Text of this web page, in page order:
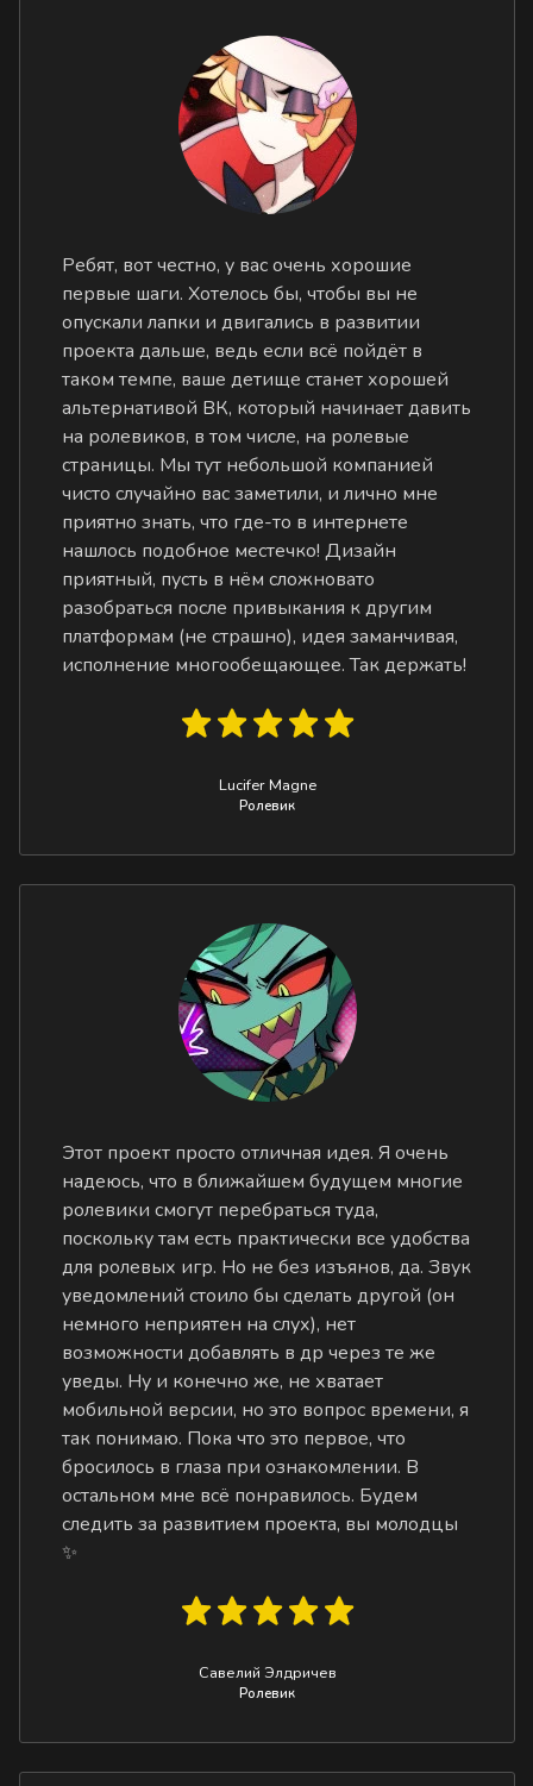
Ребят, вот честно, у вас очень хорошие
первые шаги. Хотелось бы, чтобы вы не
опускали лапки и двигались в развитии
проекта дальше, ведь если всё пойдёт в
таком темпе, ваше детище станет хорошей
альтернативой ВК, который начинает давить
на ролевиков, в том числе, на ролевые
страницы. Мы тут небольшой компанией
чисто случайно вас заметили, и лично мне
приятно знать, что где-то в интернете
нашлось подобное местечко! Дизайн
приятный, пусть в нём сложновато
разобраться после привыкания к другим
платформам (не страшно), идея заманчивая,
исполнение многообещающее. Так держать!
Lucifer Magne
Ролевик
Этот проект просто отличная идея. Я очень
надеюсь, что в ближайшем будущем многие
ролевики смогут перебраться туда,
поскольку там есть практически все удобства
для ролевых игр. Но не без изъянов, да. Звук
уведомлений стоило бы сделать другой (он
немного неприятен на слух), нет
возможности добавлять в др через те же
уведы. Ну и конечно же, не хватает
мобильной версии, но это вопрос времени, я
так понимаю. Пока что это первое, что
бросилось в глаза при ознакомлении. В
остальном мне всё понравилось. Будем
следить за развитием проекта, вы молодцы
✨
Савелий Элдричев
Ролевик